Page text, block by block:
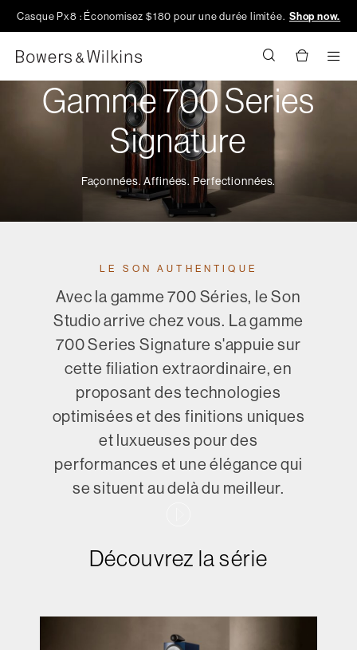
Casque Px8 : Économisez $180 pour une durée limitée. Shop now.
Gamme 700 Series
Signature
Façonnées. Affinées. Perfectionnées.
LE SON AUTHENTIQUE
Avec la gamme 700 Séries, le Son
Studio arrive chez vous. La gamme
700 Series Signature s'appuie sur
cette filiation extraordinaire, en
proposant des technologies
optimisées et des finitions uniques
et luxueuses pour des
performances et une élégance qui
se situent au delà du meilleur.
Découvrez la série